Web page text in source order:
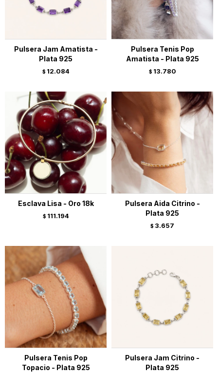
Pulsera Jam Amatista -
Plata 925
$ 12.084
Pulsera Tenis Pop
Amatista - Plata 925
$ 13.780
Esclava Lisa - Oro 18k
$ 111.194
Pulsera Aida Citrino -
Plata 925
$ 3.657
Pulsera Tenis Pop
Topacio - Plata 925
Pulsera Jam Citrino -
Plata 925